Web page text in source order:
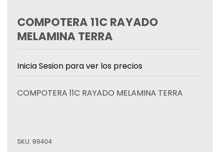
COMPOTERA 11C RAYADO
MELAMINA TERRA
Inicia Sesion para ver los precios
COMPOTERA 11C RAYADO MELAMINA TERRA
SKU: 89404